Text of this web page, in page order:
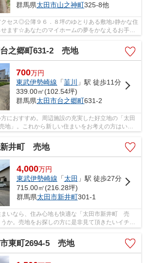
群馬県太田市山之神町325-8他
セス◎公簿９６．８坪のゆとりある敷地♪静かな住
ます☆あなたのマイホームの夢をかなえるお手伝
之郷町631-2 売地
700万円
東武伊勢崎線 「韮川
」駅 徒歩11分
339.00㎡(102.54坪)
群馬県太田市台之郷町631-2
におすすめ。周辺施設の充実した好立地の「太田
」。これから新しい住まいをお考えの方はいか
新井町 売地
4,000万円
東武伊勢崎線 「太田 」駅 徒歩27分
715.00㎡(216.28坪)
群馬県太田市新井町301-1
まいなら、住み心地も快適な「太田市新井町 売
か。売地をお探しの方に是非見て頂きたいイチオ
東町2694-5 売地